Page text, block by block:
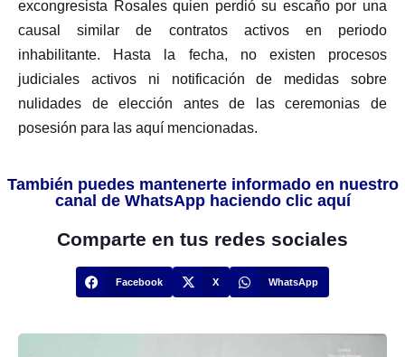
excongresista Rosales quien perdió su escaño por una
causal similar de contratos activos en periodo
inhabilitante. Hasta la fecha, no existen procesos
judiciales activos ni notificación de medidas sobre
nulidades de elección antes de las ceremonias de
posesión para las aquí mencionadas.
También puedes mantenerte informado en nuestro
canal de WhatsApp haciendo clic aquí
Comparte en tus redes sociales
Facebook X WhatsApp